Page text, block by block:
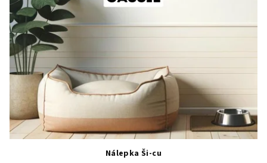
Nálepka Ši-cu